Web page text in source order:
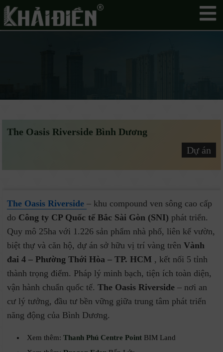
The Oasis Riverside Bình Dương
Dự án
The Oasis Riverside– khu compound ven sông cao cấp
do Công ty CP Quốc tế Bắc Sài Gòn (SNI) phát triển.
Quy mô 25ha với 1.226 sản phẩm nhà phố, liên kế vườn,
biệt thự và căn hộ, dự án sở hữu vị trí vàng trênVành
đai 4 – Phường Thới Hòa – TP. HCM , kết nối 5 tỉnh
thành trọng điểm. Pháp lý minh bạch, tiện ích toàn diện,
vận hành chuẩn quốc tế.The Oasis Riverside – nơi an
cư lý tưởng, đầu tư bền vững giữa trung tâm phát triển
năng động của Bình Dương.
Xem thêm:Thanh Phú Centre Point BIM Land